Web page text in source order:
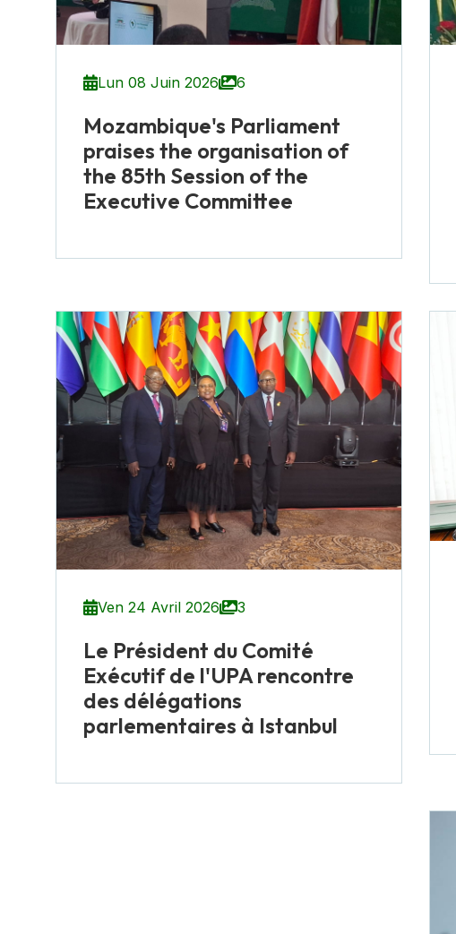
Lun 08 Juin 2026 6
Mozambique's Parliament
praises the organisation of
the 85th Session of the
Executive Committee
Ven 24 Avril 2026 3
Le Président du Comité
Exécutif de l'UPA rencontre
des délégations
parlementaires à Istanbul